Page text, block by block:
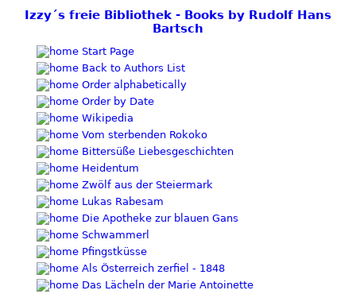
Izzy´s freie Bibliothek - Books by Rudolf Hans
Bartsch
Start Page
Back to Authors List
Order alphabetically
Order by Date
Wikipedia
Vom sterbenden Rokoko
Bittersüße Liebesgeschichten
Heidentum
Zwölf aus der Steiermark
Lukas Rabesam
Die Apotheke zur blauen Gans
Schwammerl
Pfingstküsse
Als Österreich zerfiel - 1848
Das Lächeln der Marie Antoinette